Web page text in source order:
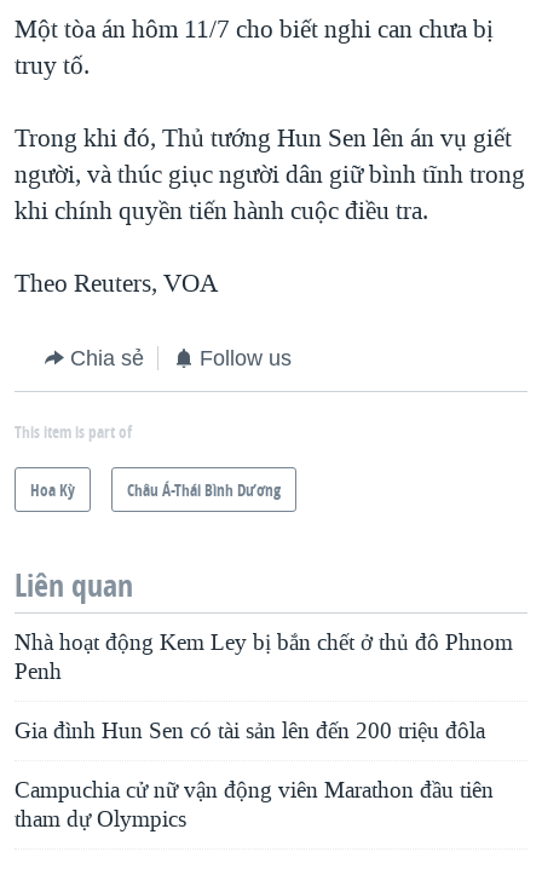
Một tòa án hôm 11/7 cho biết nghi can chưa bị
truy tố.
Trong khi đó, Thủ tướng Hun Sen lên án vụ giết
người, và thúc giục người dân giữ bình tĩnh trong
khi chính quyền tiến hành cuộc điều tra.
Theo Reuters, VOA
Chia sẻ Follow us
This item is part of
Hoa Kỳ Châu Á-Thái Bình Dương
Liên quan
Nhà hoạt động Kem Ley bị bắn chết ở thủ đô Phnom
Penh
Gia đình Hun Sen có tài sản lên đến 200 triệu đôla
Campuchia cử nữ vận động viên Marathon đầu tiên
tham dự Olympics